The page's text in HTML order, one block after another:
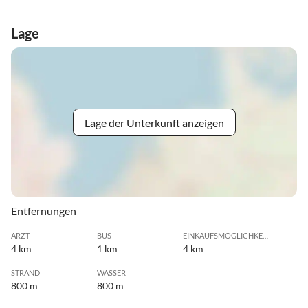
Lage
Lage der Unterkunft anzeigen
Entfernungen
ARZT
4 km
BUS
1 km
EINKAUFSMÖGLICHKEIT
4 km
STRAND
800 m
WASSER
800 m